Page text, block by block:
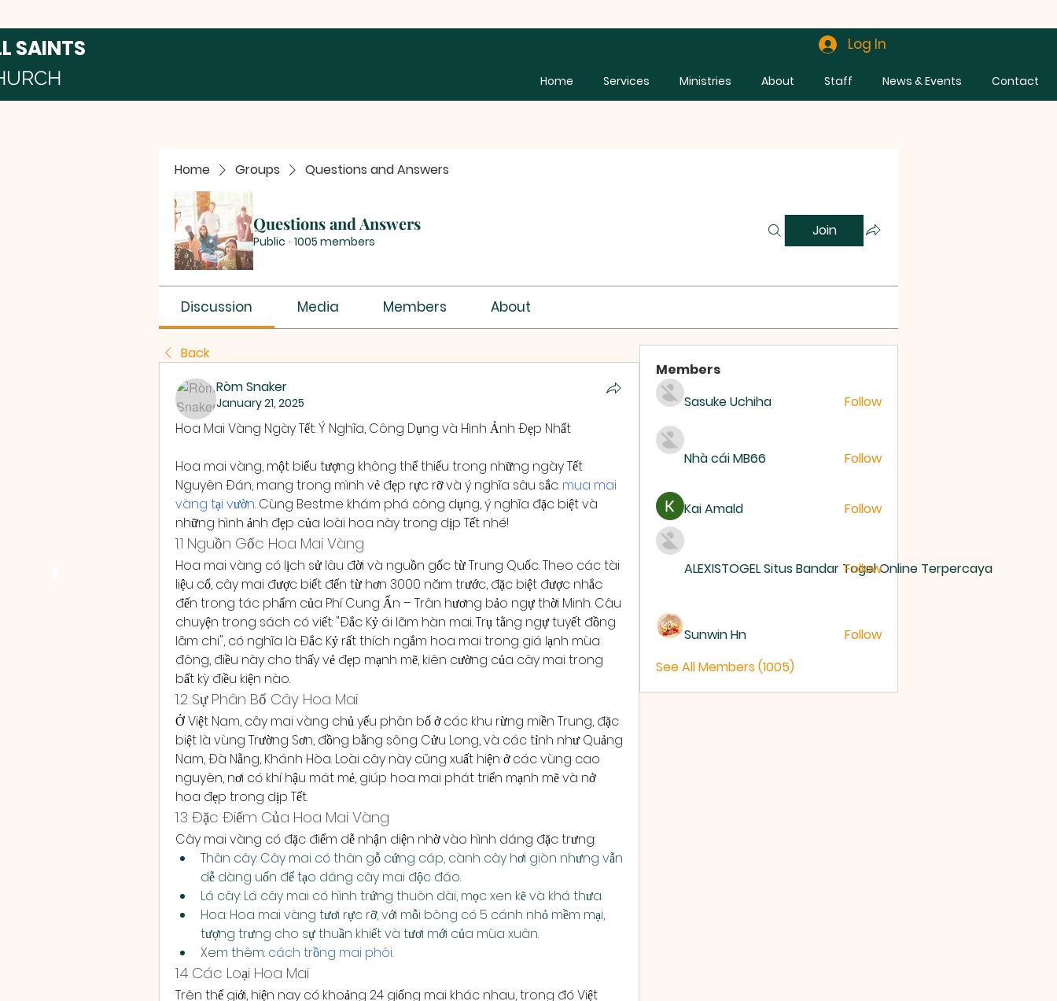
SAINTS Log In
Home Services Ministries About Staff News & Events Contact
Home Groups Questions and Answers
Questions and Answers
Public · 1005 members
Join
Discussion Media Members About
Back
Ròm Snaker
January 21, 2025
Hoa Mai Vàng Ngày Tết: Ý Nghĩa, Công Dụng và Hình Ảnh Đẹp Nhất
Hoa mai vàng, một biểu tượng không thể thiếu trong những ngày Tết
Nguyên Đán, mang trong mình vẻ đẹp rực rỡ và ý nghĩa sâu sắc. mua mai
vàng tại vườn. Cùng Bestme khám phá công dụng, ý nghĩa đặc biệt và
những hình ảnh đẹp của loài hoa này trong dịp Tết nhé!
1.1 Nguồn Gốc Hoa Mai Vàng
Hoa mai vàng có lịch sử lâu đời và nguồn gốc từ Trung Quốc. Theo các tài
liệu cổ, cây mai được biết đến từ hơn 3000 năm trước, đặc biệt được nhắc
đến trong tác phẩm của Phí Cung Ấn – Trân hương bảo ngự thời Minh. Câu
chuyện trong sách có viết: "Đắc Kỷ ái lãm hàn mai. Trụ tằng ngự tuyết đồng
lãm chi", có nghĩa là Đắc Kỷ rất thích ngắm hoa mai trong giá lạnh mùa
đông, điều này cho thấy vẻ đẹp mạnh mẽ, kiên cường của cây mai trong
bất kỳ điều kiện nào.
1.2 Sự Phân Bố Cây Hoa Mai
Ở Việt Nam, cây mai vàng chủ yếu phân bố ở các khu rừng miền Trung, đặc
biệt là vùng Trường Sơn, đồng bằng sông Cửu Long, và các tỉnh như Quảng
Nam, Đà Nẵng, Khánh Hòa. Loài cây này cũng xuất hiện ở các vùng cao
nguyên, nơi có khí hậu mát mẻ, giúp hoa mai phát triển mạnh mẽ và nở
hoa đẹp trong dịp Tết.
1.3 Đặc Điểm Của Hoa Mai Vàng
Cây mai vàng có đặc điểm dễ nhận diện nhờ vào hình dáng đặc trưng:
Thân cây: Cây mai có thân gỗ cứng cáp, cành cây hơi giòn nhưng vẫn
dễ dàng uốn để tạo dáng cây mai độc đáo.
Lá cây: Lá cây mai có hình trứng thuôn dài, mọc xen kẽ và khá thưa.
Hoa: Hoa mai vàng tươi rực rỡ, với mỗi bông có 5 cánh nhỏ mềm mại,
tượng trưng cho sự thuần khiết và tươi mới của mùa xuân.
Xem thêm: cách trồng mai phôi.
1.4 Các Loại Hoa Mai
Trên thế giới, hiện nay có khoảng 24 giống mai khác nhau, trong đó Việt
Members
Sasuke Uchiha
Follow
Nhà cái MB66 Follow
Kai Amald Follow
ALEXISTOGEL Situs Bandar Togel Online Terpercaya
Follow
Sunwin Hn
Follow
See All Members (1005)